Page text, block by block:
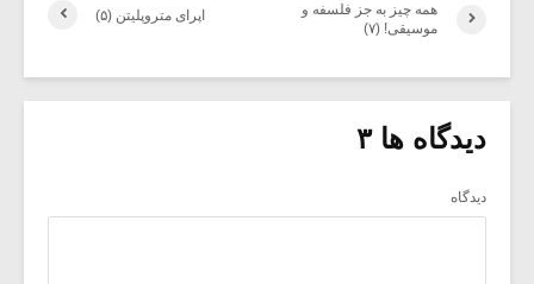
اپرای متروپلیتن (۵)
همه چیز به جز فلسفه و
موسیقی! (۷)
دیدگاه ها ۳
دیدگاه